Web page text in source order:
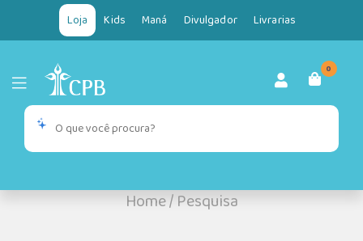
Loja Kids Maná Divulgador Livrarias
0
Home/Pesquisa